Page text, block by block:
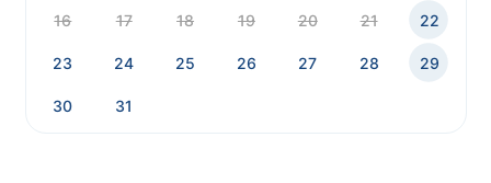
16 17 18 19 20 21 22
23 24 25 26 27 28 29
30 31